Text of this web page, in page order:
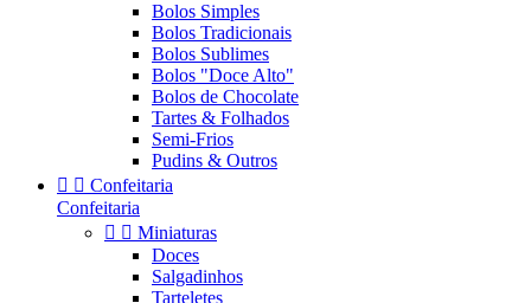
Bolos Simples
Bolos Tradicionais
Bolos Sublimes
Bolos "Doce Alto"
Bolos de Chocolate
Tartes & Folhados
Semi-Frios
Pudins & Outros
  Confeitaria
Confeitaria
  Miniaturas
Doces
Salgadinhos
Tarteletes